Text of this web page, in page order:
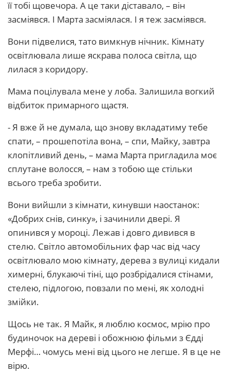
її тобі щовечора. А це таки діставало, – він
засміявся. І Марта засміялася. І я теж засміявся.
Вони підвелися, тато вимкнув нічник. Кімнату
освітлювала лише яскрава полоса світла, що
лилася з коридору.
Мама поцілувала мене у лоба. Залишила вогкий
відбиток примарного щастя.
- Я вже й не думала, що знову вкладатиму тебе
спати, – прошепотіла вона, – спи, Майку, завтра
клопітливий день, – мама Марта пригладила моє
сплутане волосся, – нам з тобою ще стільки
всього треба зробити.
Вони вийшли з кімнати, кинувши наостанок:
«Добрих снів, синку», і зачинили двері. Я
опинився у мороці. Лежав і довго дивився в
стелю. Світло автомобільних фар час від часу
освітлювало мою кімнату, дерева з вулиці кидали
химерні, блукаючі тіні, що розбрідалися стінами,
стелею, підлогою, повзали по мені, як холодні
змійки.
Щось не так. Я Майк, я люблю космос, мрію про
будиночок на дереві і обожнюю фільми з Єдді
Мерфі… чомусь мені від цього не легше. Я в це не
вірю.